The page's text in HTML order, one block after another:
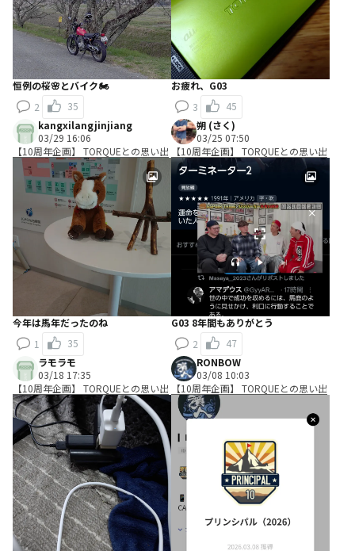
恒例の桜🌸とバイク🏍️
2
35
お疲れ、G03
3
45
kangxilangjinjiang
03/29 16:06
【10周年企画】 TORQUEとの思い出
今年は馬年だったのね
1
35
朔 (さく)
03/25 07:50
【10周年企画】 TORQUEとの思い出
G03 8年間もありがとう
2
47
ラモラモ
03/18 17:35
【10周年企画】 TORQUEとの思い出
RONBOW
03/08 10:03
【10周年企画】 TORQUEとの思い出